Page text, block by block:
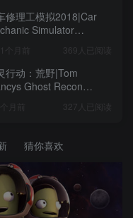
修理工模拟2018|Car
Simulator
个月前 369人已阅读
行动：荒野|Tom
Ghost Recon
月前 327人已阅读
猜你喜欢